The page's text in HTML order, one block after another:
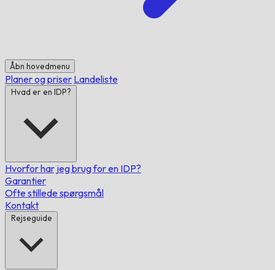
Åbn hovedmenu
Planer og priser Landeliste
Hvad er en IDP?
Hvorfor har jeg brug for en IDP?
Garantier
Ofte stillede spørgsmål
Kontakt
Rejseguide